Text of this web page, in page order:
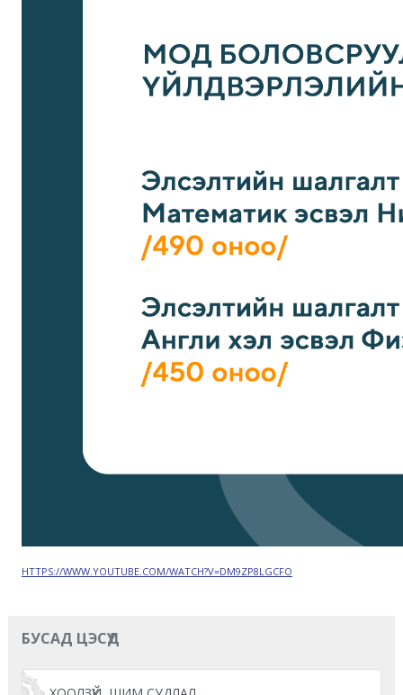
HTTPS://WWW.YOUTUBE.COM/WATCH?V=DM9ZP8LGCFO
БУСАД ЦЭСҮҮД